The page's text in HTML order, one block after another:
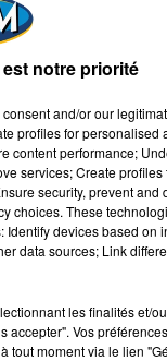
notre priorité
and/or our
profiles for personalised
content performance;
services; Create
security, prevent and
choices. These
devices based on
data sources; Link
les finalités et/
accepter". Vos
tout moment via le lien